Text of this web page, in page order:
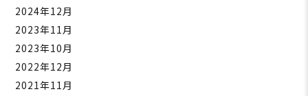
2024年12月
2023年11月
2023年10月
2022年12月
2021年11月